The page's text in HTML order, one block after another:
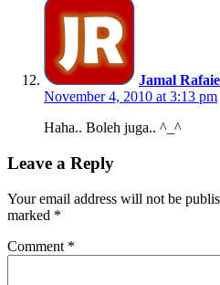
Jamal Rafaie
November 4, 2010 at 3:13 pm
Haha.. Boleh juga.. ^_^
Leave a Reply
Your email address will not be
marked *
Comment *